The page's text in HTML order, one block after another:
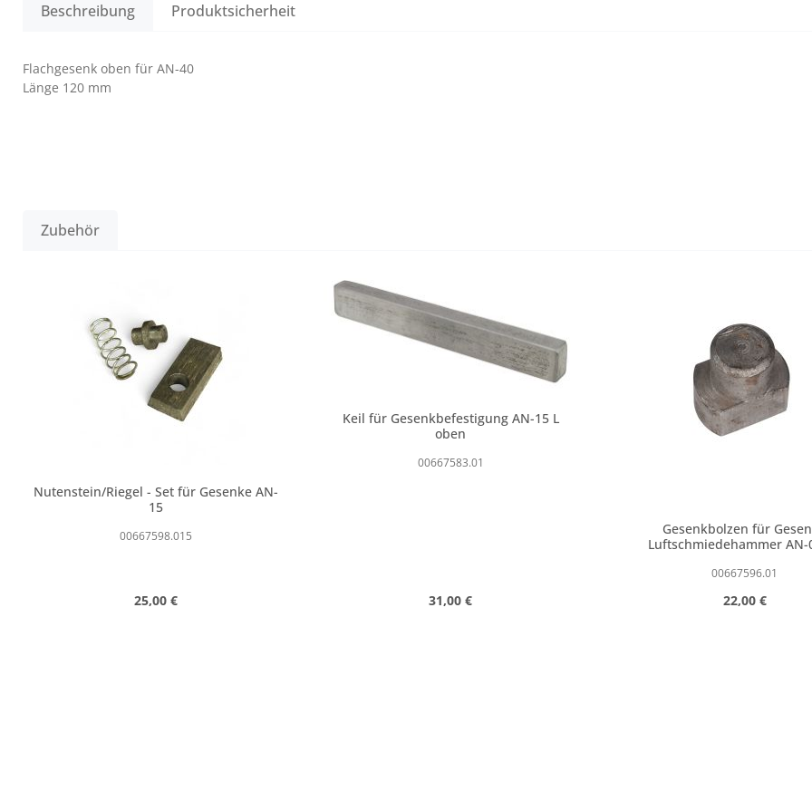
Beschreibung Produktsicherheit
Flachgesenk oben für AN-40
Länge 120 mm
Zubehör
Nutenstein/Riegel - Set für Gesenke AN-
15
00667598.015
Regulärer Preis:
25,00 €
Keil für Gesenkbefestigung AN-15 L
oben
00667583.01
Regulärer Preis:
31,00 €
Gesenkbolzen für
Luftschmiedehammer AN-
00667596.01
Regulärer Preis:
22,00 €